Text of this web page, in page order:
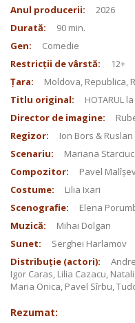
Anul producerii:
2026
Durată:
90 min.
Gen:
Comedie
Restricții de vârstă:
12+
Țara:
Moldova, Republica,
Titlu original:
HOTARUL
Director de imagine:
Regizor:
Ion Bors &
Scenariu:
Mariana Starciuc
Compozitor:
Pavel
Costume:
Lilia Ixari
Scenografie:
Elena
Muzică:
Mihai Dolgan
Sunet:
Serghei Harlamov
Distribuție (actori):
Igor Caras, Lilia Cazacu,
Maria Onica, Pavel Sîrbu,
Rezumat: